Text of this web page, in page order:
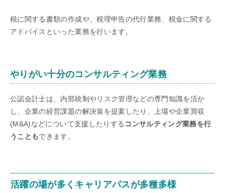
税に関する書類の作成や、税理申告の代行業務、税金に関する
アドバイスといった業務を行います。
やりがい十分のコンサルティング業務
公認会計士は、内部統制やリスク管理などの専門知識を活か
し、企業の経営課題の解決策を提案したり、上場や企業買収
(M&A)などについて支援したりする コンサルティング業務を行
うこともできます。
活躍の場が多くキャリアパスが多種多様